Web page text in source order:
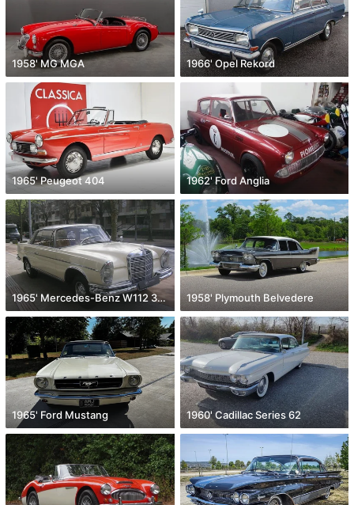
1958' MG MGA 1966' Opel Rekord
1965' Peugeot 404 1962' Ford Anglia
1965' Mercedes-Benz W112 300 SE 1958' Plymouth Belvedere
1965' Ford Mustang 1960' Cadillac Series 62